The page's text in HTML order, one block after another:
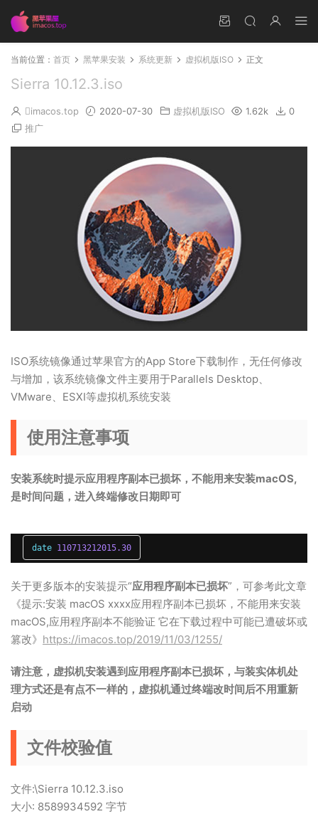
当前位置： 首页 黑苹果安装 系统更新 虚拟机版ISO 正文
Sierra 10.12.3.iso
imacos.top 2020-07-30 虚拟机版ISO 1.62k
0
推广
ISO系统镜像通过苹果官方的App Store下载制作，无任何修改
与增加，该系统镜像文件主要用于Parallels Desktop、
VMware、ESXI等虚拟机系统安装
使用注意事项
安装系统时提示应用程序副本已损坏，不能用来安装macOS,
是时间问题，进入终端修改日期即可
date 110713212015.30
关于更多版本的安装提示“应用程序副本已损坏”，可参考此文章
《提示:安装 macOS xxxx应用程序副本已损坏，不能用来安装
macOS,应用程序副本不能验证 它在下载过程中可能已遭破坏或
篡改》 https://imacos.top/2019/11/03/1255/
请注意，虚拟机安装遇到应用程序副本已损坏，与装实体机处
理方式还是有点不一样的，虚拟机通过终端改时间后不用重新
启动
文件校验值
文件:\Sierra 10.12.3.iso
大小: 8589934592 字节